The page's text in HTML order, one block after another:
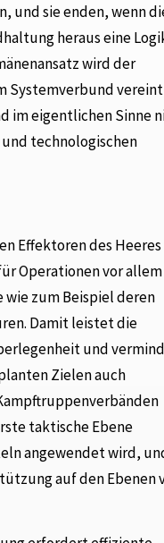
und sie enden, wenn
heraus eine
wird der
Systemverbund
im eigentlichen Sinne
technologischen
Effektoren des Heeres
Operationen vor allem
zum Beispiel deren
Damit leistet die
und
Zielen auch
taktische Ebene
angewendet wird,
auf den Ebenen